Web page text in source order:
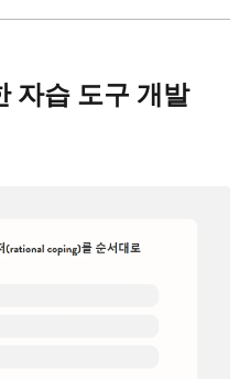
자습 도구 개발